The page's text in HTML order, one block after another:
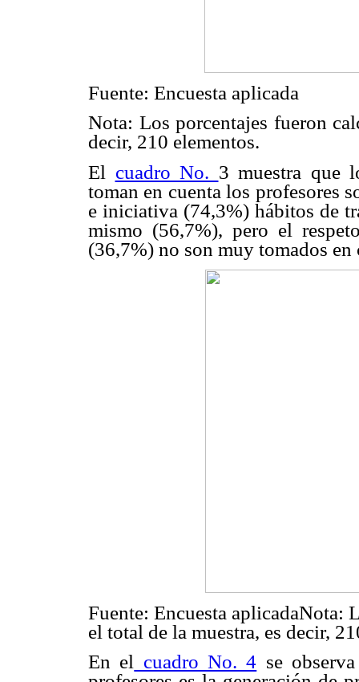
Fuente: Encuesta aplicada
Nota: Los porcentajes fueron
decir, 210 elementos.
El cuadro No. 3 muestra que
toman en cuenta los profesores
e iniciativa (74,3%) hábitos de
mismo (56,7%), pero el
(36,7%) no son muy tomados en
Fuente: Encuesta aplicadaNota:
el total de la muestra, es decir,
En el cuadro No. 4 se